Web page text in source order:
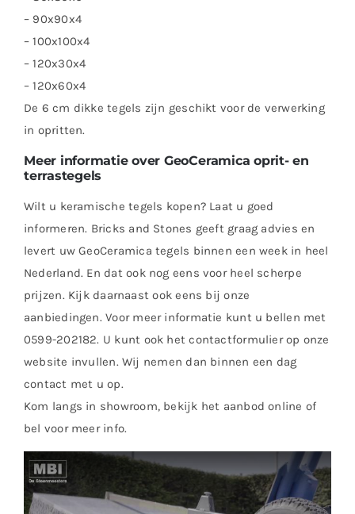
– 90x90x4
– 100x100x4
– 120x30x4
– 120x60x4
De 6 cm dikke tegels zijn geschikt voor de verwerking
in opritten.
Meer informatie over GeoCeramica oprit- en
terrastegels
Wilt u keramische tegels kopen? Laat u goed
informeren. Bricks and Stones geeft graag advies en
levert uw GeoCeramica tegels binnen een week in heel
Nederland. En dat ook nog eens voor heel scherpe
prijzen. Kijk daarnaast ook eens bij onze
aanbiedingen. Voor meer informatie kunt u bellen met
0599-202182. U kunt ook het contactformulier op onze
website invullen. Wij nemen dan binnen een dag
contact met u op.
Kom langs in showroom, bekijk het aanbod online of
bel voor meer info.